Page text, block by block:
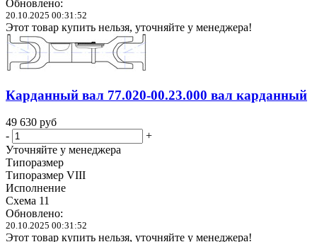
Обновлено:
20.10.2025 00:31:52
Этот товар купить нельзя, уточняйте у менеджера!
Карданный вал 77.020-00.23.000 вал карданный
49 630 руб
-
+
Уточняйте у менеджера
Типоразмер
Типоразмер VIII
Исполнение
Схема 11
Обновлено:
20.10.2025 00:31:52
Этот товар купить нельзя, уточняйте у менеджера!